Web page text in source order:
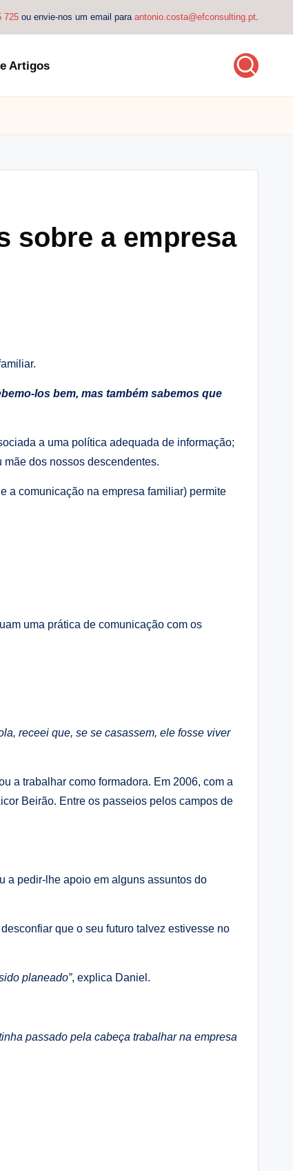
725 ou envie-nos um email para antonio.costa@efconsulting.pt.
Artigos
sobre a empresa
los bem, mas também sabemos que
a uma política adequada de informação;
dos nossos descendentes.
a comunicação na empresa familiar) permite
uma prática de comunicação com os
receei que, se se casassem, ele fosse viver
a trabalhar como formadora. Em 2006, com a
Beirão. Entre os passeios pelos campos de
a pedir-lhe apoio em alguns assuntos do
que o seu futuro talvez estivesse no
planeado”, explica Daniel.
passado pela cabeça trabalhar na empresa